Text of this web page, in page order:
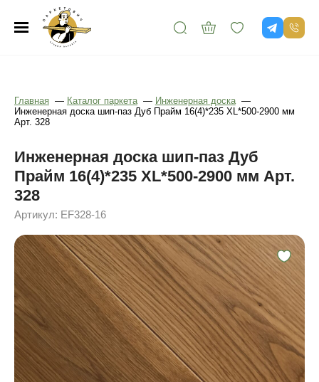
Главная — Каталог паркета — Инженерная доска —
Инженерная доска шип-паз Дуб Прайм 16(4)*235 XL*500-2900 мм
Арт. 328
Инженерная доска шип-паз Дуб
Прайм 16(4)*235 XL*500-2900 мм Арт.
328
Артикул: EF328-16